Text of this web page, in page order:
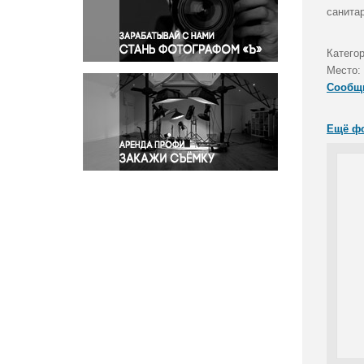
Правосудие
Происшествия и конфликты
Религия
Светская жизнь
Спорт
Экология
Экономика и бизнес
Место:
Ещё